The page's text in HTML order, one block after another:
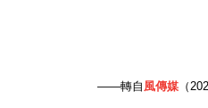
——轉自 風傳媒 （